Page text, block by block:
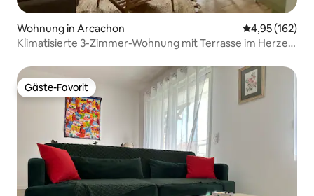
Wohnung in Arcachon
4,95 (162)
Klimatisierte 3-Zimmer-Wohnung mit Terrasse im Herzen
Gäste-Favorit
Gäste-Favorit